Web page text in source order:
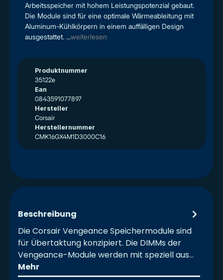
Arbeitsspeicher mit hohem Leistungspotenzial gebaut.
Die Module sind für eine optimale Wärmeableitung mit
Aluminum-Kühlkörpern in einem auffälligen Design
ausgestattet. ...weiterlesen
Produktnummer
35122e
Ean
0843591077897
Hersteller
Corsair
Herstellernummer
CMK16GX4M1D3000C16
Beschreibung
Die Corsair Vengeance Speichermodule sind
für Übertaktung konzipiert. Die DIMMs der
Vengeance-Module werden mit speziell aus…
Mehr